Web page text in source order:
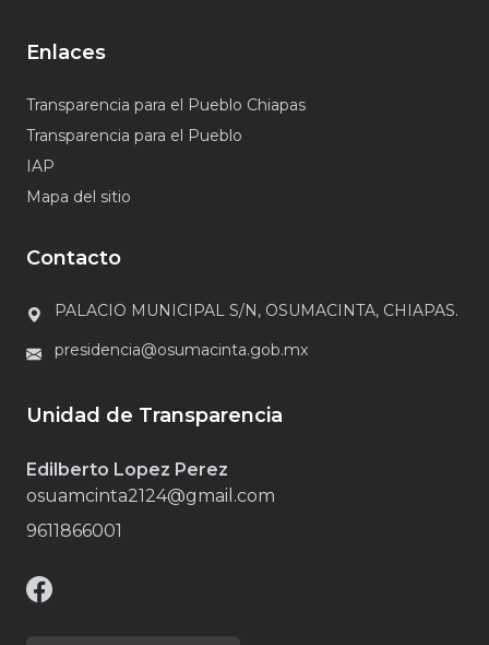
Enlaces
Transparencia para el Pueblo Chiapas
Transparencia para el Pueblo
IAP
Mapa del sitio
Contacto
PALACIO MUNICIPAL S/N, OSUMACINTA, CHIAPAS.
presidencia@osumacinta.gob.mx
Unidad de Transparencia
Edilberto Lopez Perez
osuamcinta2124@gmail.com
9611866001